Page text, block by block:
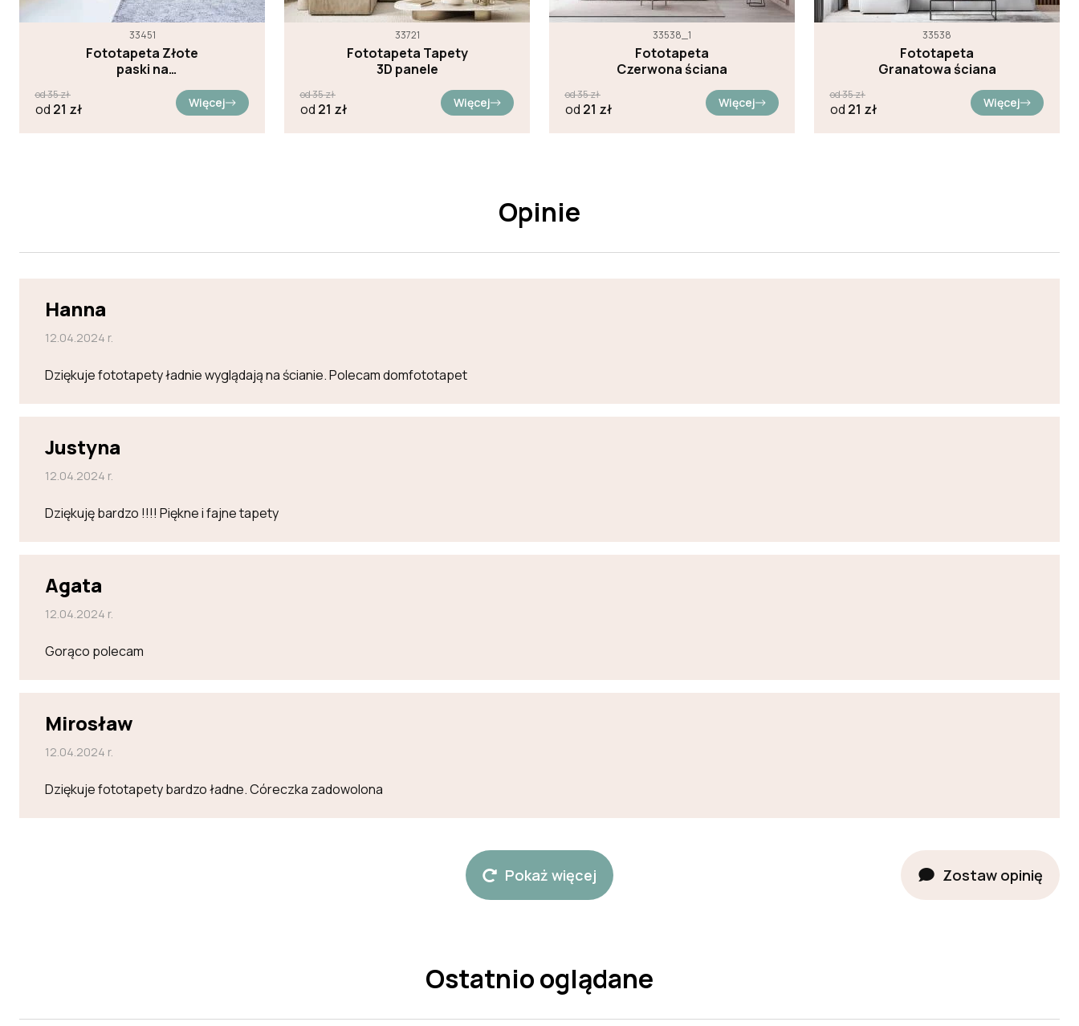
33451
Fototapeta Złote
paski na
od35zł
od 21 zł Więcej
33721
Fototapeta Tapety
3D panele
od35zł
od 21 zł Więcej
33538_1
Fototapeta
Czerwona ściana
od35zł
od 21 zł Więcej
33538
Fototapeta
Granatowa ściana
od35zł
od 21 zł Więcej
Opinie
Hanna
12.04.2024 r.
Dziękuje fototapety ładnie wyglądają na ścianie. Polecam domfototapet
Justyna
12.04.2024 r.
Dziękuję bardzo !!!! Piękne i fajne tapety
Agata
12.04.2024 r.
Gorąco polecam
Mirosław
12.04.2024 r.
Dziękuje fototapety bardzo ładne. Córeczka zadowolona
Pokaż więcej Zostaw opinię
Ostatnio oglądane